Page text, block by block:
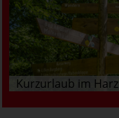
Kurzurlaub im Harz